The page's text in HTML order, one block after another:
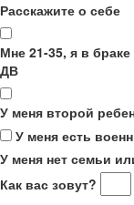
Расскажите о себе
Мне 21-35, я в
ДВ
У меня второй
У меня есть
У меня нет семьи
Как вас зовут?